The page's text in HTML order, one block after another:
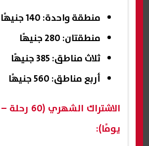
منطقة واحدة: 140 جنيهًا
منطقتان: 280 جنيهًا
ثلاث مناطق: 385 جنيهًا
أربع مناطق: 560 جنيهًا
يومًا):